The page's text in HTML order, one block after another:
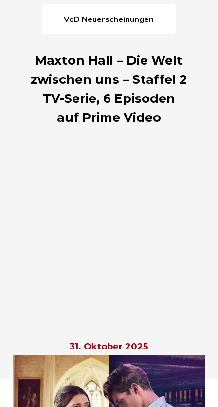
VoD Neuerscheinungen
Maxton Hall – Die Welt
zwischen uns – Staffel 2
TV-Serie, 6 Episoden
auf Prime Video
31. Oktober 2025